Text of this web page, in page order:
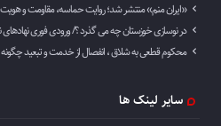
«ایران منم» منتشر شد؛ روایت حماسه، مقاومت و
در نوسازی خوزستان چه می گذرد ؟/ ورودی فوری نهادهای
محکوم قطعی به شلاق ، انفصال از خدمت و تبعید چگونه
سایر لینک ها